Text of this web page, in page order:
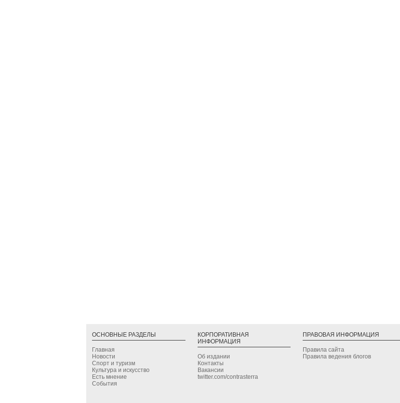
ОСНОВНЫЕ РАЗДЕЛЫ
Главная
Новости
Спорт и туризм
Культура и искусство
Есть мнение
События
КОРПОРАТИВНАЯ
ИНФОРМАЦИЯ
Об издании
Контакты
Вакансии
twitter.com/contrasterra
ПРАВОВАЯ ИНФОРМАЦИЯ
Правила сайта
Правила ведения блогов